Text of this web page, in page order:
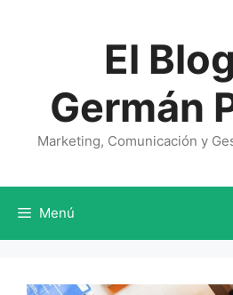
El
Germán
Marketing, Comunicación y
Menú